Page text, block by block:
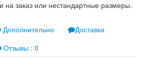
Нью Йорк
Пиано
Пиано Смарт 2.0
Платинум
Полярис лайт
на заказ или нестандартные размеры.
Дополнительно
Доставка
Отзывы : 0